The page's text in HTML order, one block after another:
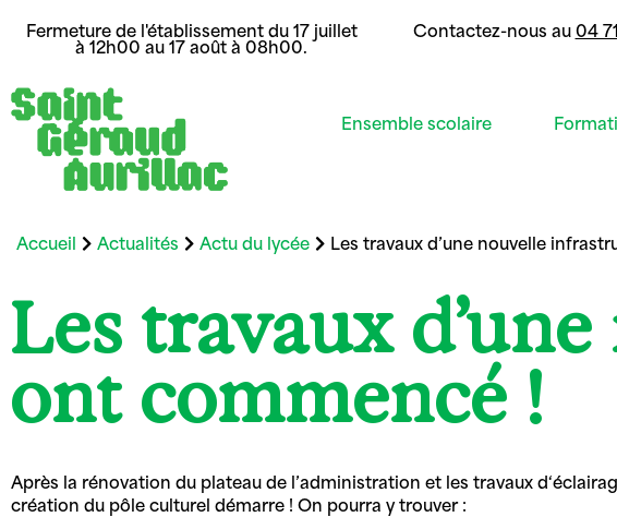
Fermeture de l'établissement du 17 juillet
à 12h00 au 17 août à 08h00.
Contactez-nous au04
Ensemble scolaire
Accueil Actualités Actu du lycée Les travaux d’une nouvelle
Les travaux
ont commencé !
Après la rénovation du plateau de l’administration et les travaux
création du pôle culturel démarre ! On pourra y trouver :